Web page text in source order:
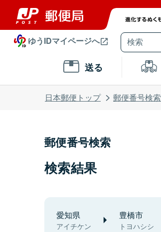
ゆうIDマイページへ
送る
日本郵便トップ 郵便番号検索
郵便番号検索
検索結果
愛知県
アイチケン
豊橋市
トヨハシシ